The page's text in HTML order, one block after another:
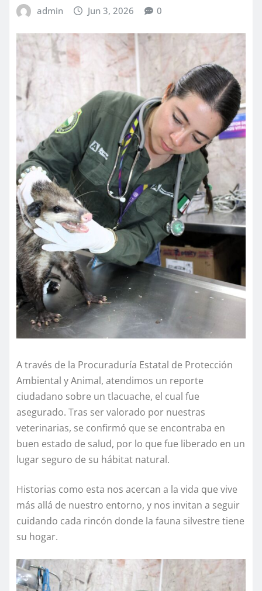
admin Jun 3, 2026 0
A través de la Procuraduría Estatal de Protección
Ambiental y Animal, atendimos un reporte
ciudadano sobre un tlacuache, el cual fue
asegurado. Tras ser valorado por nuestras
veterinarias, se confirmó que se encontraba en
buen estado de salud, por lo que fue liberado en un
lugar seguro de su hábitat natural.
Historias como esta nos acercan a la vida que vive
más allá de nuestro entorno, y nos invitan a seguir
cuidando cada rincón donde la fauna silvestre tiene
su hogar.